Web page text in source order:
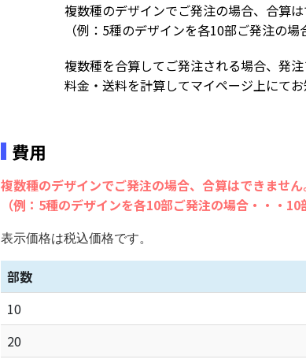
複数種のデザインでご発注の場合、合算
（例：5種のデザインを各10部ご発注の
複数種を合算してご発注される場合、発
料金・送料を計算してマイページ上にてお
費用
複数種のデザインでご発注の場合、合算はできません
（例：5種のデザインを各10部ご発注の場合・・・
表示価格は税込価格です。
部数
10
20